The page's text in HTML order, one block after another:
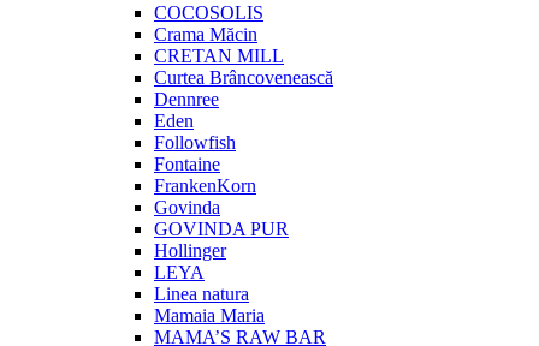
COCOSOLIS
Crama Măcin
CRETAN MILL
Curtea Brâncovenească
Dennree
Eden
Followfish
Fontaine
FrankenKorn
Govinda
GOVINDA PUR
Hollinger
LEYA
Linea natura
Mamaia Maria
MAMA’S RAW BAR